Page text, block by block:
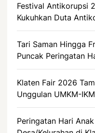
Festival Antikorupsi
Kukuhkan Duta
Tari Saman Hingga
Puncak Peringatan
Klaten Fair 2026
Unggulan UMKM-
Peringatan Hari